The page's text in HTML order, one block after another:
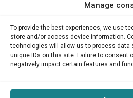
Manage
To provide the best experiences, we use
store and/or access device information.
technologies will allow us to process data
unique IDs on this site. Failure to consent
negatively impact certain features and
+212 6 23 11 25 18
Inicio
Restaurante con espectáculo